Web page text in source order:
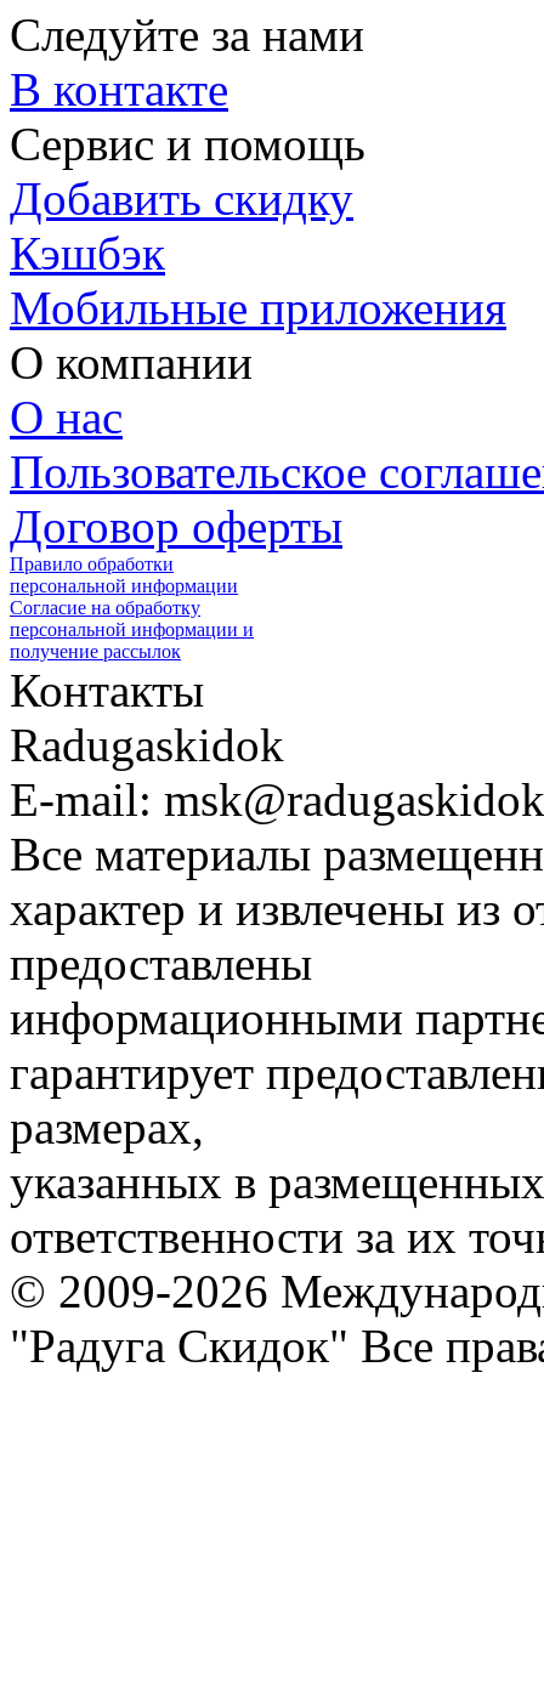
Следуйте за нами
В контакте
Сервис и помощь
Добавить скидку
Кэшбэк
Мобильные приложения
О компании
О нас
Пользовательское
Договор оферты
Правило обработки
персональной информации
Согласие на обработку
персональной информации и
получение рассылок
Контакты
Radugaskidok
E-mail:
Все материалы
характер и извлечены из
предоставлены
информационными
гарантирует
размерах,
указанных в
ответственности за их
© 2009-2026
"Радуга Скидок" Все